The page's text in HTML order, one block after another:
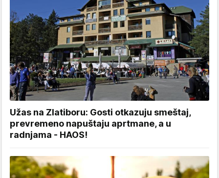
Užas na Zlatiboru: Gosti otkazuju smeštaj,
prevremeno napuštaju aprtmane, a u
radnjama - HAOS!